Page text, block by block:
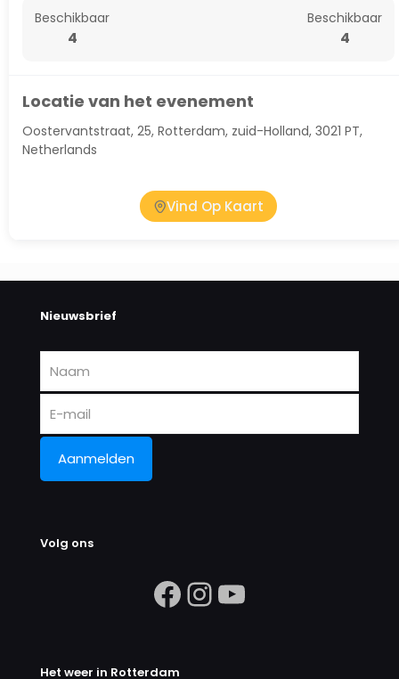
Beschikbaar
4
Beschikbaar
4
Locatie van het evenement
Oostervantstraat, 25, Rotterdam, zuid-Holland, 3021 PT,
Netherlands
Vind Op Kaart
Nieuwsbrief
Volg ons
https://www.facebook.com/
Instagram
https://
Het weer in Rotterdam